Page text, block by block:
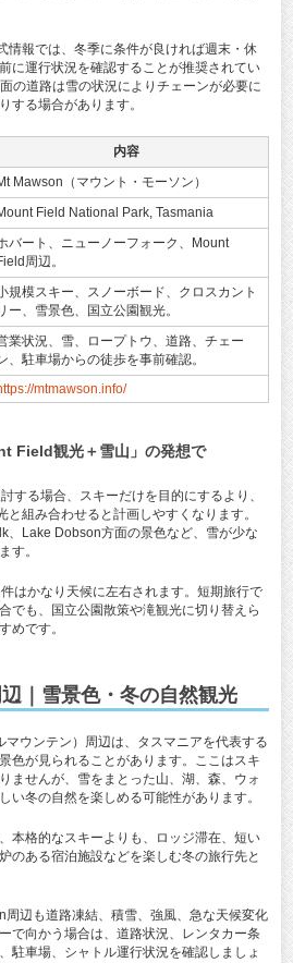
情報では、冬季に条件が良ければ週末・休
に運行状況を確認することが推奨されてい
の道路は雪の状況によりチェーンが必要に
する場合があります。
内容
Mawson（マウント・モーソン）
Field National Park, Tasmania
バート、ニューノーフォーク、Mount
周辺。
規模スキー、スノーボード、クロスカント
ー、雪景色、国立公園観光。
業状況、雪、ロープトウ、道路、チェー
、駐車場からの徒歩を事前確認。
mtmawson.info/
Field観光＋雪山」の発想で
する場合、スキーだけを目的にするより、
組み合わせると計画しやすくなります。
、Lake Dobson方面の景色など、雪が少な
す。
はかなり天候に左右されます。短期旅行で
でも、国立公園散策や滝観光に切り替えら
めです。
｜雪景色・冬の自然観光
ウンテン）周辺は、タスマニアを代表する
色が見られることがあります。ここはスキ
ませんが、雪をまとった山、湖、森、ウォ
い冬の自然を楽しめる可能性があります。
本格的なスキーよりも、ロッジ滞在、短い
のある宿泊施設などを楽しむ冬の旅行先と
辺も道路凍結、積雪、強風、急な天候変化
で向かう場合は、道路状況、レンタカー条
駐車場、シャトル運行状況を確認しましょ